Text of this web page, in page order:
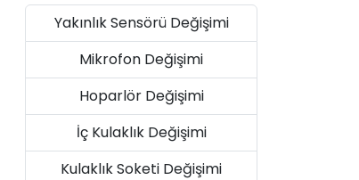
Yakınlık Sensörü Değişimi
Mikrofon Değişimi
Hoparlör Değişimi
İç Kulaklık Değişimi
Kulaklık Soketi Değişimi